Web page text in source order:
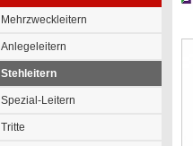
Mehrzweckleitern
Anlegeleitern
Stehleitern
Spezial-Leitern
Tritte